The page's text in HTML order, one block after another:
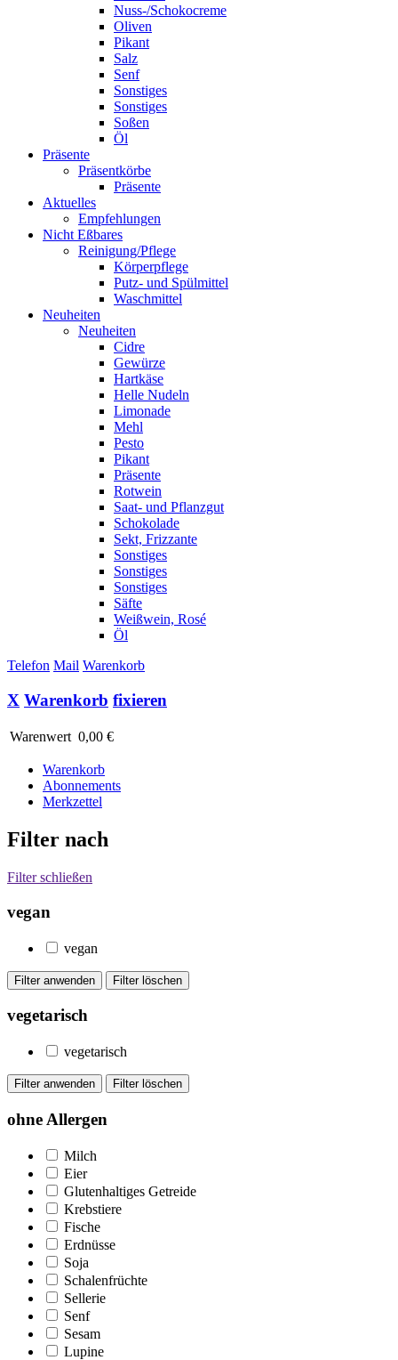
Nuss-/Schokocreme
Oliven
Pikant
Salz
Senf
Sonstiges
Sonstiges
Soßen
Öl
Präsente
Präsentkörbe
Präsente
Aktuelles
Empfehlungen
Nicht Eßbares
Reinigung/Pflege
Körperpflege
Putz- und Spülmittel
Waschmittel
Neuheiten
Neuheiten
Cidre
Gewürze
Hartkäse
Helle Nudeln
Limonade
Mehl
Pesto
Pikant
Präsente
Rotwein
Saat- und Pflanzgut
Schokolade
Sekt, Frizzante
Sonstiges
Sonstiges
Sonstiges
Säfte
Weißwein, Rosé
Öl
Telefon Mail Warenkorb
X Warenkorb fixieren
Warenwert 0,00 €
Warenkorb
Abonnements
Merkzettel
Filter nach
Filter schließen
vegan
vegan
vegetarisch
vegetarisch
ohne Allergen
Milch
Eier
Glutenhaltiges Getreide
Krebstiere
Fische
Erdnüsse
Soja
Schalenfrüchte
Sellerie
Senf
Sesam
Lupine